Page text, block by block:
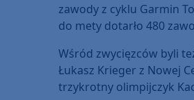
zawody z cyklu Garmin
do mety dotarło 480
Wśród zwycięzców byli
Łukasz Krieger z Nowej
trzykrotny olimpijczyk